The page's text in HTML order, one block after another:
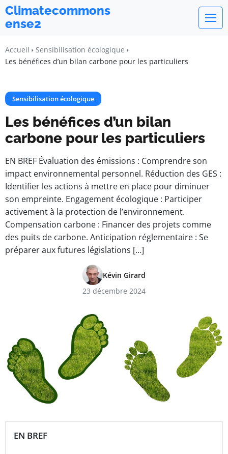
Climatecommons
ense2
Accueil
Sensibilisation écologique
Les bénéfices d’un bilan carbone pour les particuliers
Sensibilisation écologique
Les bénéfices d’un bilan
carbone pour les particuliers
EN BREF Évaluation des émissions : Comprendre son
impact environnemental personnel. Réduction des GES :
Identifier les actions à mettre en place pour diminuer
son empreinte. Engagement écologique : Participer
activement à la protection de l’environnement.
Compensation carbone : Financer des projets comme
des puits de carbone. Anticipation réglementaire : Se
préparer aux futures législations […]
Kévin Girard
23 décembre 2024
EN BREF